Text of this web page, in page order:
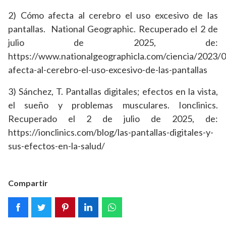
2) Cómo afecta al cerebro el uso excesivo de las
pantallas. National Geographic. Recuperado el 2 de
julio de 2025, de:
https://www.nationalgeographicla.com/ciencia/2023/
afecta-al-cerebro-el-uso-excesivo-de-las-pantallas
3) Sánchez, T. Pantallas digitales; efectos en la vista,
el sueño y problemas musculares. Ionclinics.
Recuperado el 2 de julio de 2025, de:
https://ionclinics.com/blog/las-pantallas-digitales-y-
sus-efectos-en-la-salud/
Compartir